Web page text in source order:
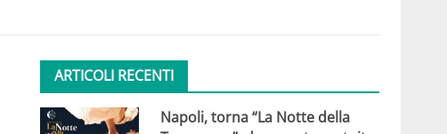
ARTICOLI RECENTI
Napoli, torna “La Notte della